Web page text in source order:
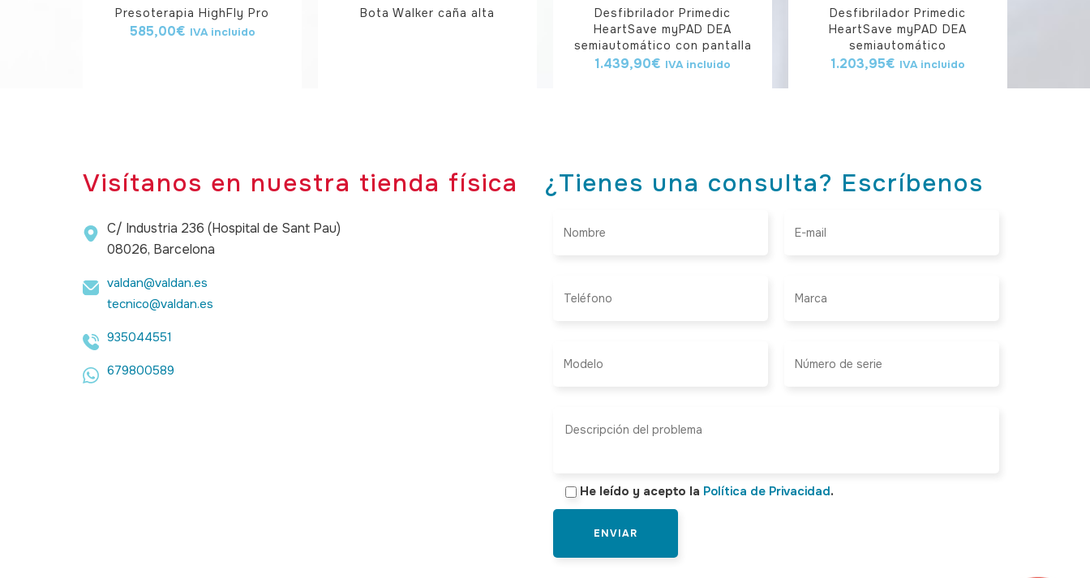
Presoterapia HighFly Pro
585,00€ IVA incluido
Bota Walker caña alta
Desfibrilador Primedic
HeartSave myPAD DEA
semiautomático con pantalla
1.439,90€ IVA incluido
Desfibrilador Primedic
HeartSave myPAD DEA
semiautomático
1.203,95€ IVA incluido
Visítanos en nuestra tienda física
C/ Industria 236 (Hospital de Sant Pau)
08026, Barcelona
valdan@valdan.es
tecnico@valdan.es
935044551
679800589
¿Tienes una consulta? Escríbenos
He leído y acepto la Política de Privacidad.